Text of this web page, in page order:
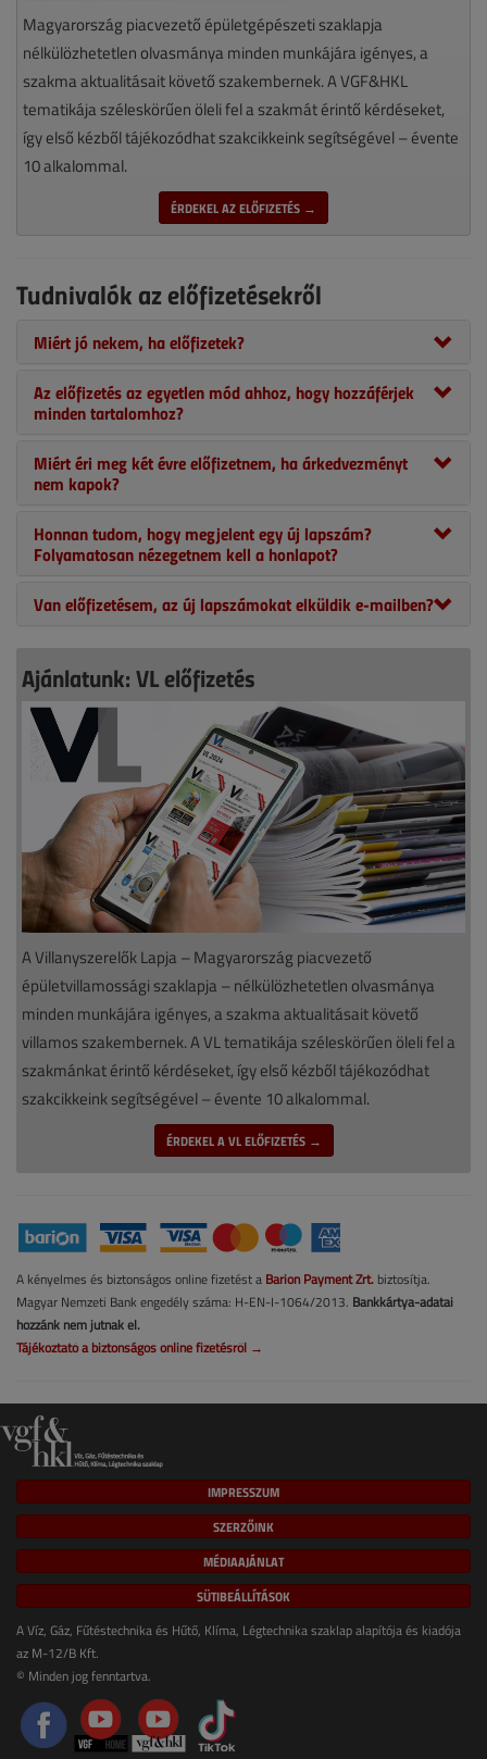
Magyarország piacvezető épületgépészeti szaklapja
nélkülözhetetlen olvasmánya minden munkájára igényes, a
szakma aktualitásait követő szakembernek. A VGF&HKL
tematikája széleskörűen öleli fel a szakmát érintő kérdéseket,
így első kézből tájékozódhat szakcikkeink segítségével – évente
10 alkalommal.
ÉRDEKEL AZ ELŐFIZETÉS →
Tudnivalók az előfizetésekről
Miért jó nekem, ha előfizetek?
Az előfizetés az egyetlen mód ahhoz, hogy hozzáférjek
minden tartalomhoz?
Miért éri meg két évre előfizetnem, ha árkedvezményt
nem kapok?
Honnan tudom, hogy megjelent egy új lapszám?
Folyamatosan nézegetnem kell a honlapot?
Van előfizetésem, az új lapszámokat elküldik e-mailben?
Ajánlatunk: VL előfizetés
A Villanyszerelők Lapja – Magyarország piacvezető
épületvillamossági szaklapja – nélkülözhetetlen olvasmánya
minden munkájára igényes, a szakma aktualitásait követő
villamos szakembernek. A VL tematikája széleskörűen öleli fel a
szakmánkat érintő kérdéseket, így első kézből tájékozódhat
szakcikkeink segítségével – évente 10 alkalommal.
ÉRDEKEL A VL ELŐFIZETÉS →
A kényelmes és biztonságos online fizetést a Barion Payment Zrt. biztosítja.
Magyar Nemzeti Bank engedély száma: H-EN-I-1064/2013. Bankkártya-adatai
hozzánk nem jutnak el.
Tájékoztató a biztonságos online fizetésről →
IMPRESSZUM
SZERZŐINK
MÉDIAAJÁNLAT
SÜTIBEÁLLÍTÁSOK
A Víz, Gáz, Fűtéstechnika és Hűtő, Klíma, Légtechnika szaklap alapítója és kiadója
az M-12/B Kft.
© Minden jog fenntartva.